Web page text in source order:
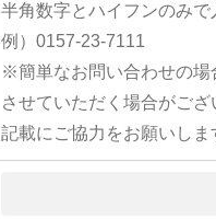
半角数字とハイフンのみで
例）0157-23-7111
※簡単なお問い合わせの場
させていただく場合がご
記載にご協力をお願いしま